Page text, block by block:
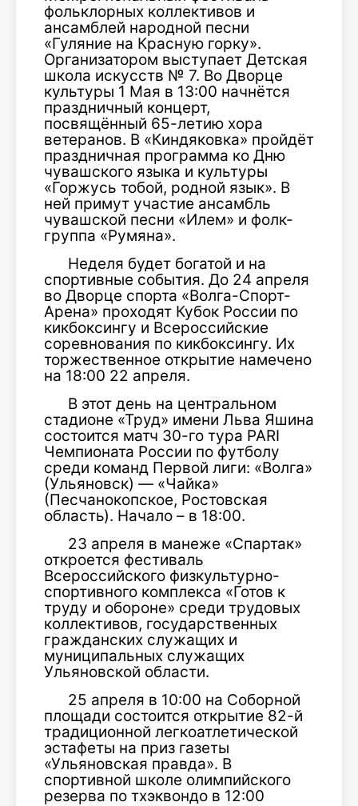
фольклорных коллективов и
ансамблей народной песни
«Гуляние на Красную горку».
Организатором выступает Детская
школа искусств № 7. Во Дворце
культуры 1 Мая в 13:00 начнётся
праздничный концерт,
посвящённый 65-летию хора
ветеранов. В «Киндяковка» пройдёт
праздничная программа ко Дню
чувашского языка и культуры
«Горжусь тобой, родной язык». В
ней примут участие ансамбль
чувашской песни «Илем» и фолк-
группа «Румяна».
Неделя будет богатой и на
спортивные события. До 24 апреля
во Дворце спорта «Волга-Спорт-
Арена» проходят Кубок России по
кикбоксингу и Всероссийские
соревнования по кикбоксингу. Их
торжественное открытие намечено
на 18:00 22 апреля.
В этот день на центральном
стадионе «Труд» имени Льва Яшина
состоится матч 30-го тура PARI
Чемпионата России по футболу
среди команд Первой лиги: «Волга»
(Ульяновск) — «Чайка»
(Песчанокопское, Ростовская
область). Начало – в 18:00.
23 апреля в манеже «Спартак»
откроется фестиваль
Всероссийского физкультурно-
спортивного комплекса «Готов к
труду и обороне» среди трудовых
коллективов, государственных
гражданских служащих и
муниципальных служащих
Ульяновской области.
25 апреля в 10:00 на Соборной
площади состоится открытие 82-й
традиционной легкоатлетической
эстафеты на приз газеты
«Ульяновская правда». В
спортивной школе олимпийского
резерва по тхэквондо в 12:00